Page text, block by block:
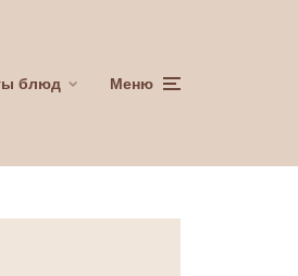
блюд Меню